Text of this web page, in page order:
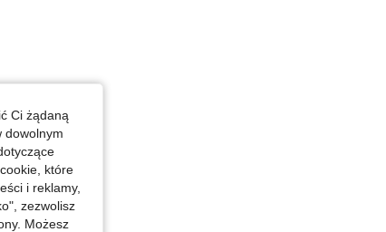
Ci żądaną
dowolnym
które
i reklamy,
zezwolisz
Możesz